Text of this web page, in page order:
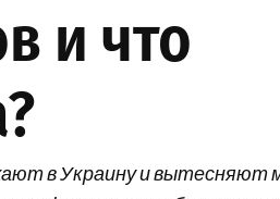
и что
в Украину и вытесняют